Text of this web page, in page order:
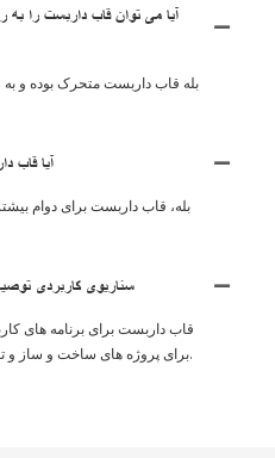
آیا می توان قاب داربست را
بله قاب داربست متحرک بوده و
آیا قاب
بله، قاب داربست برای دوام
سناریوی کاربردی
قاب داربست برای برنامه های
برای پروژه های ساخت و ساز و تعمیر و نگهداری مناسب می کند.